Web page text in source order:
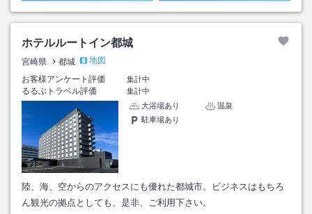
ホテルルートイン都城
宮崎県 都城
地図
お客様アンケート評価
集計中
るるぶトラベル評価
集計中
大浴場あり
温泉
駐車場あり
陸、海、空からのアクセスにも優れた都城市。ビジネスはもちろ
ん観光の拠点としても、是非、ご利用下さい。